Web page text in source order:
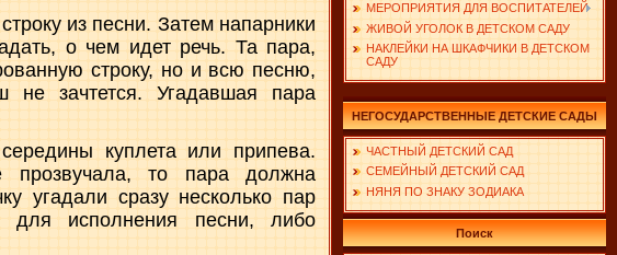
из песни. Затем напарники
о чем идет речь. Та пара,
строку, но и всю песню,
не зачтется. Угадавшая пара
куплета или припева.
прозвучала, то пара должна
угадали сразу несколько пар
для исполнения песни, либо
МЕРОПРИЯТИЯ ДЛЯ ВОСПИТАТЕЛЕЙ
ЖИВОЙ УГОЛОК В ДЕТСКОМ САДУ
НАКЛЕЙКИ НА ШКАФЧИКИ В ДЕТСКОМ
САДУ
НЕГОСУДАРСТВЕННЫЕ ДЕТСКИЕ САДЫ
ЧАСТНЫЙ ДЕТСКИЙ САД
СЕМЕЙНЫЙ ДЕТСКИЙ САД
НЯНЯ ПО ЗНАКУ ЗОДИАКА
Поиск